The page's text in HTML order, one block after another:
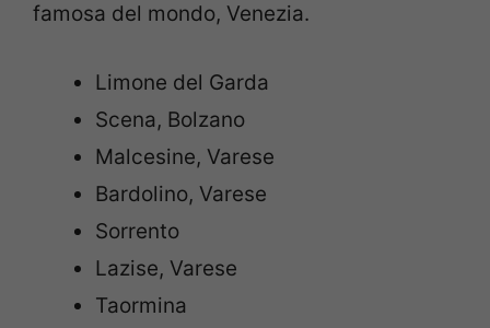
famosa del mondo, Venezia.
Limone del Garda
Scena, Bolzano
Malcesine, Varese
Bardolino, Varese
Sorrento
Lazise, Varese
Taormina